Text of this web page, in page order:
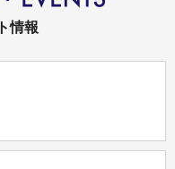
情報